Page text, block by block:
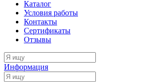
Каталог
Условия работы
Контакты
Сертификаты
Отзывы
Информация